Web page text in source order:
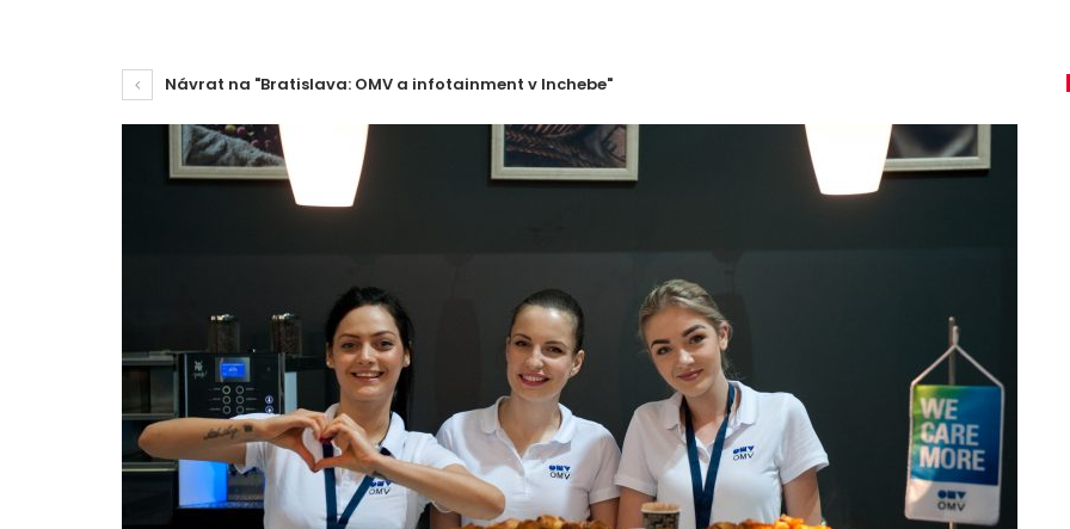
Návrat na "Bratislava: OMV a infotainment v Inchebe"